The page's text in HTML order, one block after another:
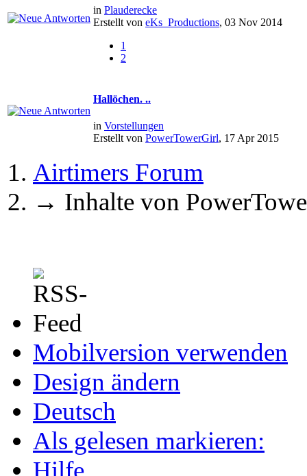
in Plauderecke
Erstellt von eKs_Productions, 03 Nov 2014
1
2
Hallöchen. ..
in Vorstellungen
Erstellt von PowerTowerGirl, 17 Apr 2015
Airtimers Forum
→ Inhalte von
Mobilversion verwenden
Design ändern
Deutsch
Als gelesen markieren: